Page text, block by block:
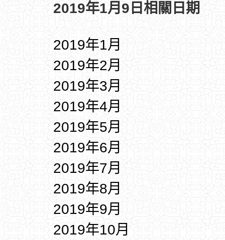
2019年1月9日相關日期
2019年1月
2019年2月
2019年3月
2019年4月
2019年5月
2019年6月
2019年7月
2019年8月
2019年9月
2019年10月